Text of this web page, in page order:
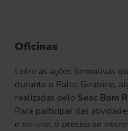
Oficinas
Entre as ações formativas
durante o Palco Giratório,
realizadas pelo Sesc Bom
Para participar das
e on-line, é preciso se